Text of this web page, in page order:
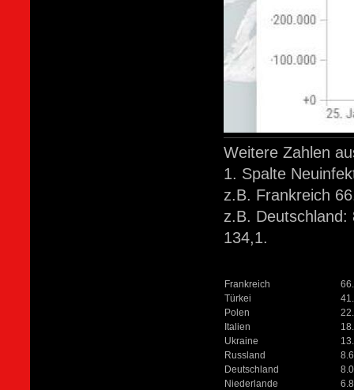
Weitere Zahlen
1. Spalte
z.B. Frankreich
z.B. Deutschland:
134,1.
Frankreich
Türkei
Polen
Italien
Ukraine
Russland
Deutschland
Niederlande